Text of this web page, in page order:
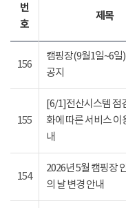
번
호
제목
156
캠핑장(9월1일~6일
공지
155
[6/1]전산시스템 점
화에 따른 서비스 이
내
154
2026년 5월 캠핑장
의 날 변경 안내